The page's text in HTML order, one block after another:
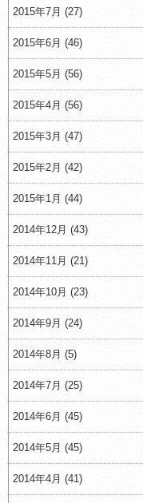
2015年7月 (27)
2015年6月 (46)
2015年5月 (56)
2015年4月 (56)
2015年3月 (47)
2015年2月 (42)
2015年1月 (44)
2014年12月 (43)
2014年11月 (21)
2014年10月 (23)
2014年9月 (24)
2014年8月 (5)
2014年7月 (25)
2014年6月 (45)
2014年5月 (45)
2014年4月 (41)